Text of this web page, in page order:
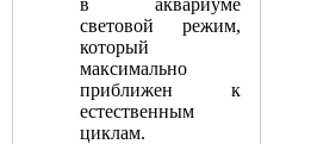
в аквариуме
световой режим,
который
максимально
приближен к
естественным
циклам.